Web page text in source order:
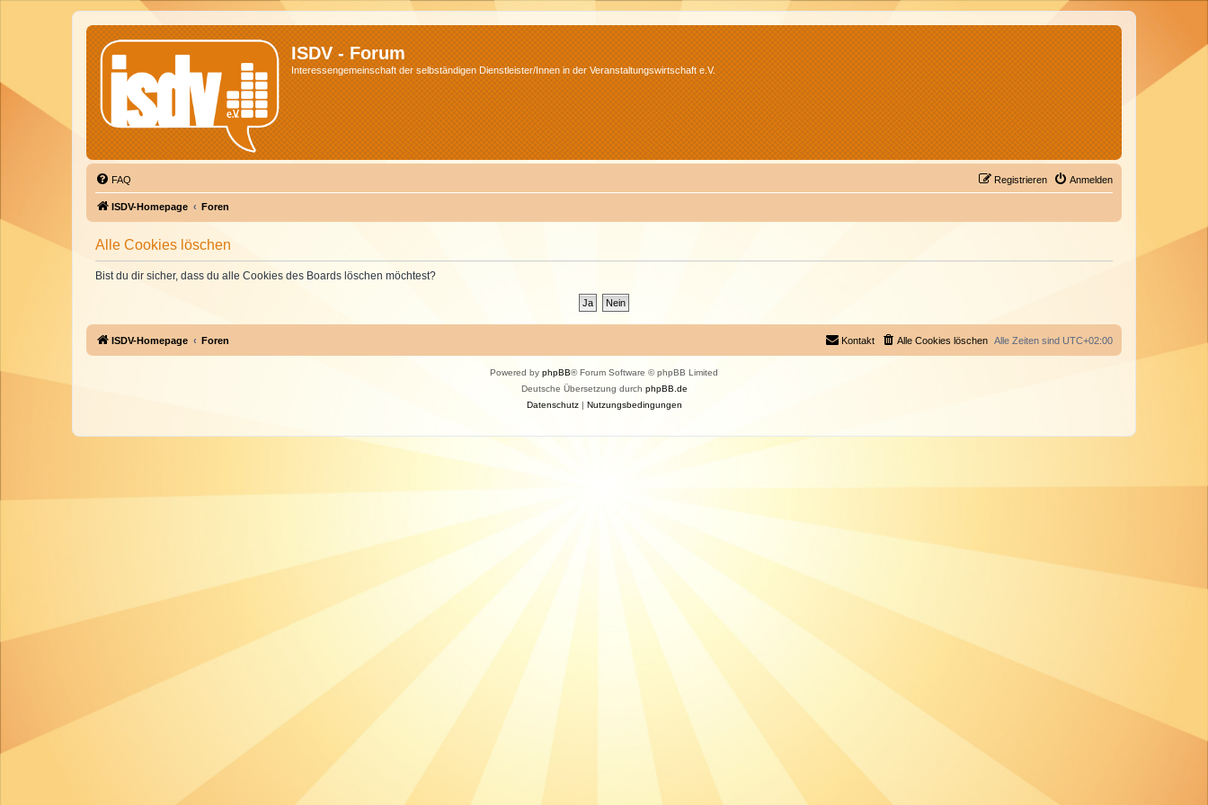
ISDV - Forum
Interessengemeinschaft der selbständigen Dienstleister/Innen in der Veranstaltungswirtschaft e.V.
FAQ Anmelden
Registrieren
ISDV-Homepage Foren
Alle Cookies löschen
Bist du dir sicher, dass du alle Cookies des Boards löschen möchtest?
ISDV-Homepage Foren Alle Zeiten sind UTC+02:00
Alle Cookies löschen
Kontakt
Powered by phpBB® Forum Software © phpBB Limited
Deutsche Übersetzung durch phpBB.de
Datenschutz| Nutzungsbedingungen